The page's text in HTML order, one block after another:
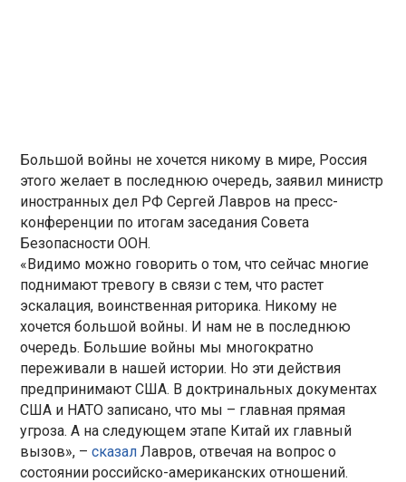
Большой войны не хочется никому в мире, Россия
этого желает в последнюю очередь, заявил министр
иностранных дел РФ Сергей Лавров на пресс-
конференции по итогам заседания Совета
Безопасности ООН.
«Видимо можно говорить о том, что сейчас многие
поднимают тревогу в связи с тем, что растет
эскалация, воинственная риторика. Никому не
хочется большой войны. И нам не в последнюю
очередь. Большие войны мы многократно
переживали в нашей истории. Но эти действия
предпринимают США. В доктринальных документах
США и НАТО записано, что мы – главная прямая
угроза. А на следующем этапе Китай их главный
вызов», –сказалЛавров, отвечая на вопрос о
состоянии российско-американских отношений.